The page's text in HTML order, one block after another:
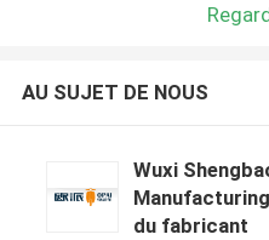
AU SUJET DE NOUS
Wuxi
du fabricant